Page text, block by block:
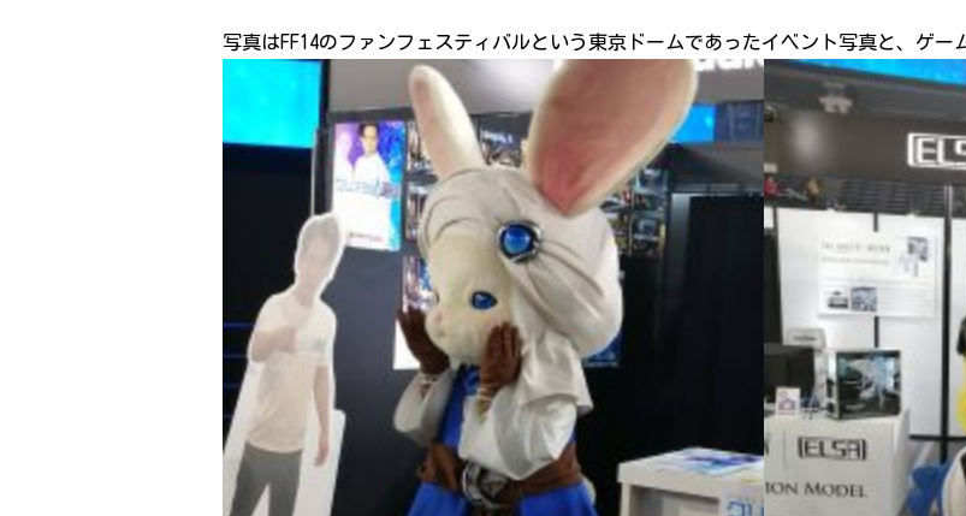
写真はFF14のファンフェスティバルという東京ドームであったイベント写真と、ゲー